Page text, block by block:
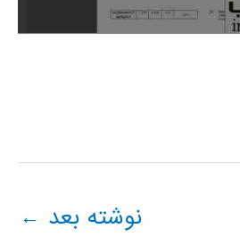
نوشته بعد ←